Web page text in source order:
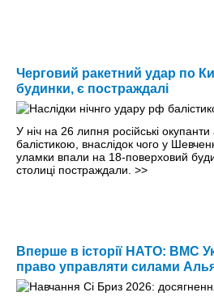
Черговий ракетний удар по
будинки, є постраждалі
У ніч на 26 липня російські окупанти
балістикою, внаслідок чого у
уламки впали на 18-поверховий
столиці постраждали. >>
Вперше в історії НАТО: ВМС
право управляти силами